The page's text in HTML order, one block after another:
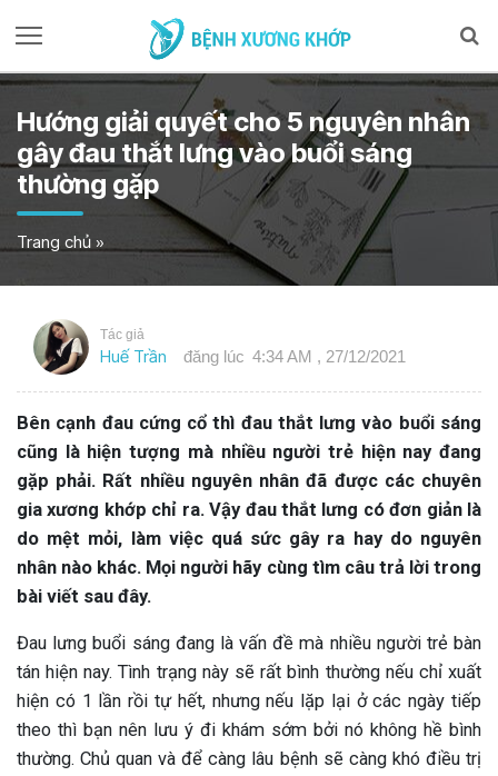
Hướng giải quyết cho 5 nguyên nhân
gây đau thắt lưng vào buổi sáng
thường gặp
Trang chủ »
Tác giả
Huế Trần đăng lúc 4:34 AM , 27/12/2021
Bên cạnh đau cứng cổ thì đau thắt lưng vào buổi sáng
cũng là hiện tượng mà nhiều người trẻ hiện nay đang
gặp phải. Rất nhiều nguyên nhân đã được các chuyên
gia xương khớp chỉ ra. Vậy đau thắt lưng có đơn giản là
do mệt mỏi, làm việc quá sức gây ra hay do nguyên
nhân nào khác. Mọi người hãy cùng tìm câu trả lời trong
bài viết sau đây.
Đau lưng buổi sáng đang là vấn đề mà nhiều người trẻ bàn
tán hiện nay. Tình trạng này sẽ rất bình thường nếu chỉ xuất
hiện có 1 lần rồi tự hết, nhưng nếu lặp lại ở các ngày tiếp
theo thì bạn nên lưu ý đi khám sớm bởi nó không hề bình
thường. Chủ quan và để càng lâu bệnh sẽ càng khó điều trị